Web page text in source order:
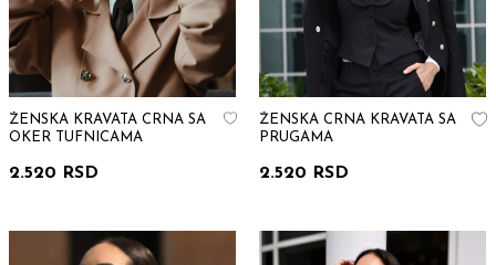
ŽENSKA KRAVATA CRNA SA
OKER TUFNICAMA
2.520 RSD
ŽENSKA CRNA KRAVATA SA
PRUGAMA
2.520 RSD